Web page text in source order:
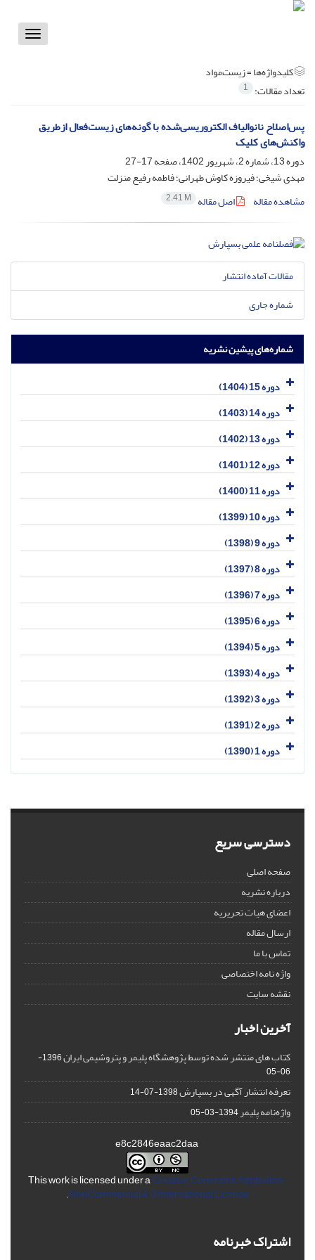
Toggle
کلیدواژه‌ها =زیست‌‌مواد
تعداد مقالات: 1
پس‌اصلاح نانوالیاف الکتروریسی‌شده با گونه‌های زیست‌فعال ازطریق
واکنش‌های کلیک
دوره 13، شماره 2، شهریور 1402، صفحه
17-27
مهدی شیخی؛ فیروزه کاوش طهرانی؛ فاطمه رفیع منزلت
مشاهده مقاله
اصل مقاله 2.41 M
مقالات آماده انتشار
شماره جاری
شماره‌های پیشین نشریه
دوره 15 (1404)
دوره 14 (1403)
دوره 13 (1402)
دوره 12 (1401)
دوره 11 (1400)
دوره 10 (1399)
دوره 9 (1398)
دوره 8 (1397)
دوره 7 (1396)
دوره 6 (1395)
دوره 5 (1394)
دوره 4 (1393)
دوره 3 (1392)
دوره 2 (1391)
دوره 1 (1390)
دسترسی سریع
صفحه اصلی
درباره نشریه
اعضای هیات تحریریه
ارسال مقاله
تماس با ما
واژه نامه اختصاصی
نقشه سایت
آخرین اخبار
کتاب های منتشر شده توسط پژوهشگاه پلیمر و پتروشیمی ایران
1396-
06-05
تعرفه انتشار آگهی در بسپارش1398-07-14
واژه‌نامه پلیمر1394-03-05
This work is licensed under aCreative Commons Attribution-
NonCommercial 4.0 International License
.
اشتراک خبرنامه